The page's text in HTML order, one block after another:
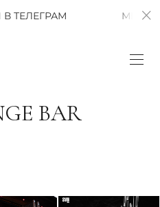
МЫ В ТЕЛЕГРАМ
BAR